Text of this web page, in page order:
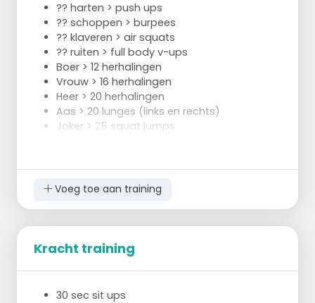
Passen met 2 armen.
Passen met 2 armen boven het hoofd.
Sprint de andere kant op na een pass.
?? harten > push ups
?? schoppen > burpees
?? klaveren > air squats
?? ruiten > full body v-ups
Boer > 12 herhalingen
Vrouw > 16 herhalingen
Heer > 20 herhalingen
Aas > 20 lunges (links en rechts)
Joker > 25 squat jumps
Voeg toe aan training
Kracht training
30 sec sit ups